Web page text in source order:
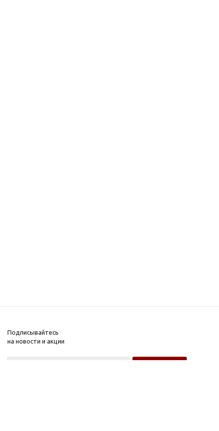
Подписывайтесь
на новости и акции